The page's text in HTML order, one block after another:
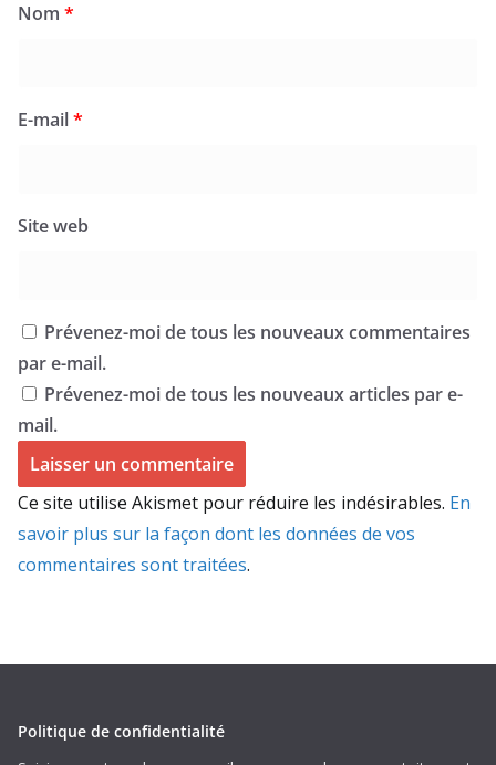
Nom *
E-mail*
Site web
Prévenez-moi de tous les nouveaux commentaires
par e-mail.
Prévenez-moi de tous les nouveaux articles par e-
mail.
Ce site utilise Akismet pour réduire les indésirables. En
savoir plus sur la façon dont les données de vos
commentaires sont traitées.
Politique de confidentialité